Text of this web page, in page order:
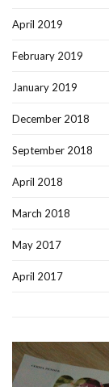
April 2019
February 2019
January 2019
December 2018
September 2018
April 2018
March 2018
May 2017
April 2017